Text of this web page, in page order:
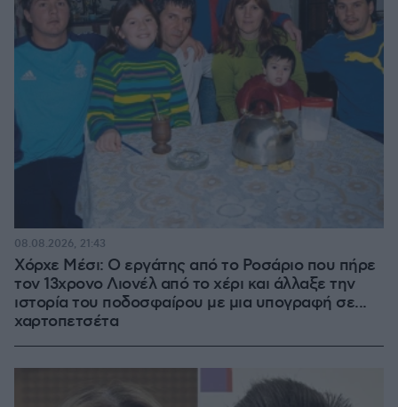
Χόρχε Μέσι: Ο εργάτης από το Ροσάριο που πήρε
τον 13χρονο Λιονέλ από το χέρι και άλλαξε την
ιστορία του ποδοσφαίρου με μια υπογραφή σε...
χαρτοπετσέτα
08.08.2026, 21:43